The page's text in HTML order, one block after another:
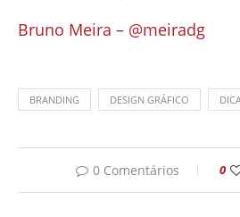
Bruno Meira – @meiradg
BRANDING DESIGN GRÁFICO
0 Comentários 0